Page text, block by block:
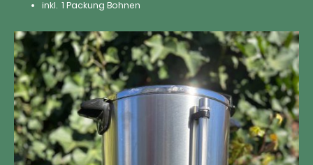
inkl. 1 Packung Bohnen